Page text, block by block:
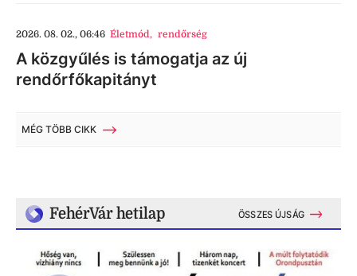
2026. 08. 02., 06:46 Életmód, rendőrség
A közgyűlés is támogatja az új
rendőrfőkapitányt
MÉG TÖBB CIKK
FehérVár hetilap ÖSSZES ÚJSÁG